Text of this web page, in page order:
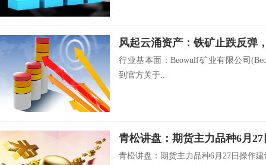
风起云涌资产：铁矿止跌反弹
行业基本面：Beowulf矿业有限公司
到官方关于...
青松讲盘：期货主力品种6月
青松讲盘：期货主力品种6月27日操作